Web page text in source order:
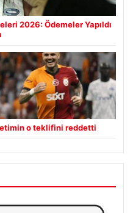
2026: Ödemeler Yapıldı
o teklifini reddetti